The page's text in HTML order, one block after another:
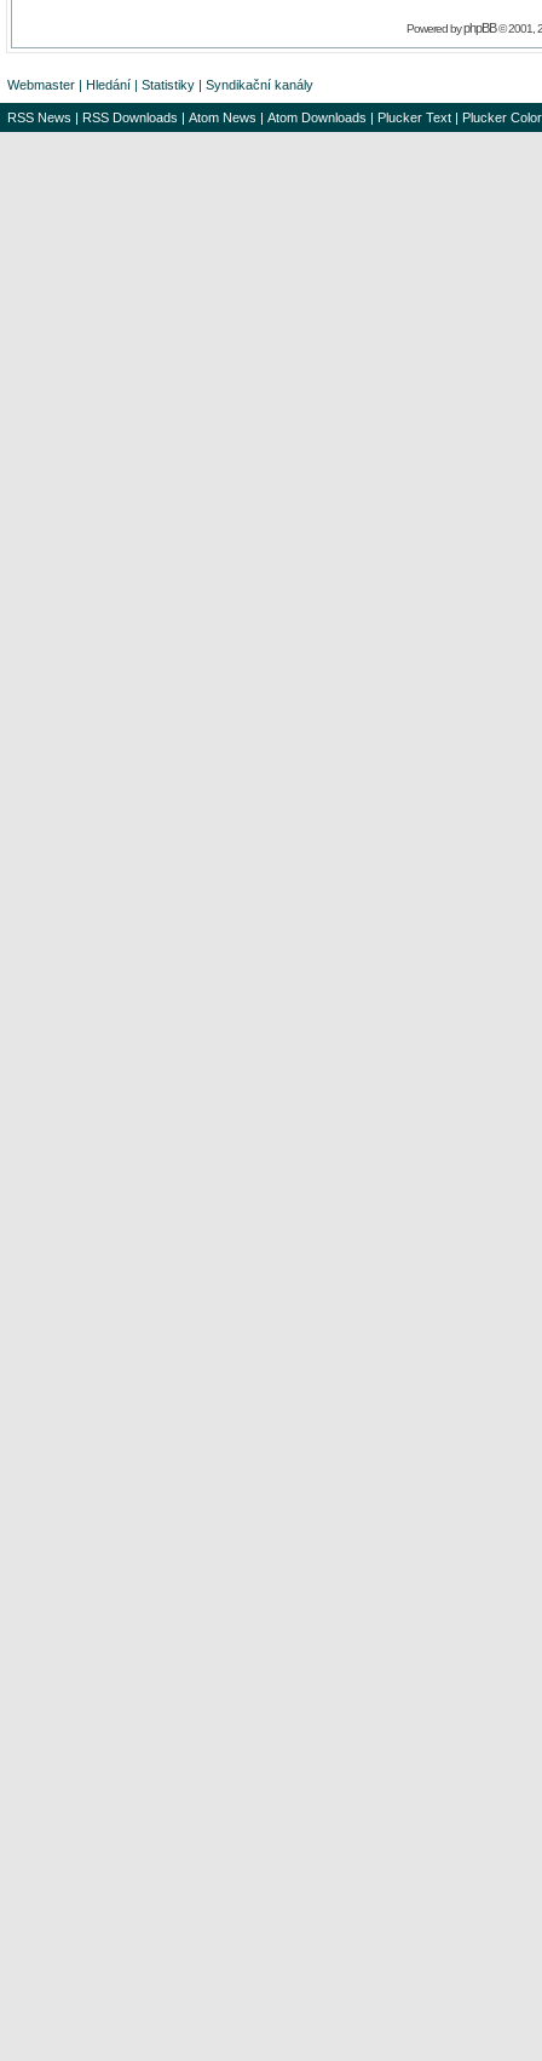
Powered byphpBB© 2001,
Webmaster | Hledání | Statistiky | Syndikační kanály
RSS News | RSS Downloads | Atom News | Atom Downloads | Plucker Text | Plucker Color